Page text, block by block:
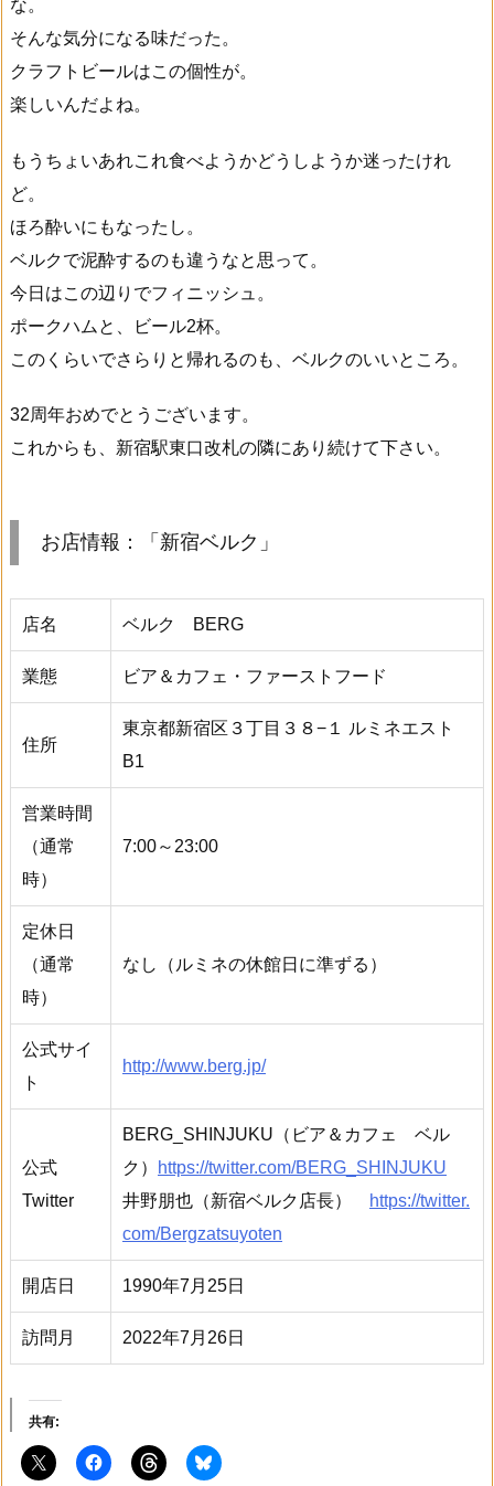
な。
そんな気分になる味だった。
クラフトビールはこの個性が。
楽しいんだよね。
もうちょいあれこれ食べようかどうしようか迷ったけれ
ど。
ほろ酔いにもなったし。
ベルクで泥酔するのも違うなと思って。
今日はこの辺りでフィニッシュ。
ポークハムと、ビール2杯。
このくらいでさらりと帰れるのも、ベルクのいいところ。
32周年おめでとうございます。
これからも、新宿駅東口改札の隣にあり続けて下さい。
お店情報：「新宿ベルク」
店名 ベルク BERG
業態 ビア＆カフェ・ファーストフード
住所
東京都新宿区３丁目３８−１ ルミネエスト
B1
営業時間
（通常
時）
7:00～23:00
定休日
（通常
時）
なし（ルミネの休館日に準ずる）
公式サイ
ト
http://www.berg.jp/
公式
Twitter
BERG_SHINJUKU（ビア＆カフェ ベル
ク）
https://twitter.com/BERG_SHINJUKU
井野朋也（新宿ベルク店長）
https://twitter.
com/Bergzatsuyoten
開店日 1990年7月25日
訪問月 2022年7月26日
共有: